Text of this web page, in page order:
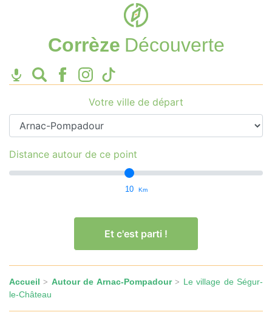
Corrèze Découverte
Votre ville de départ
Distance autour de ce point
10 Km
Et c'est parti !
Accueil > Autour de Arnac-Pompadour> Le village de Ségur-
le-Château